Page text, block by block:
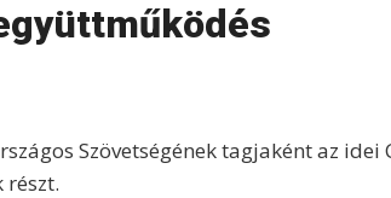
Szövetségének tagjaként az